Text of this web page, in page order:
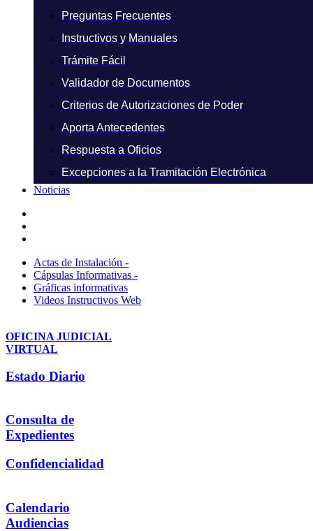
Preguntas Frecuentes
Instructivos y Manuales
Trámite Fácil
Validador de Documentos
Criterios de Autorizaciones de Poder
Aporta Antecedentes
Respuesta a Oficios
Excepciones a la Tramitación Electrónica
Noticias
Actas de Instalación -
Cápsulas Informativas -
Gráficas informativas
Videos Instructivos Web
OFICINA JUDICIAL
VIRTUAL
Estado Diario
Consulta de
Expedientes
Confidencialidad
Calendario
Audiencias